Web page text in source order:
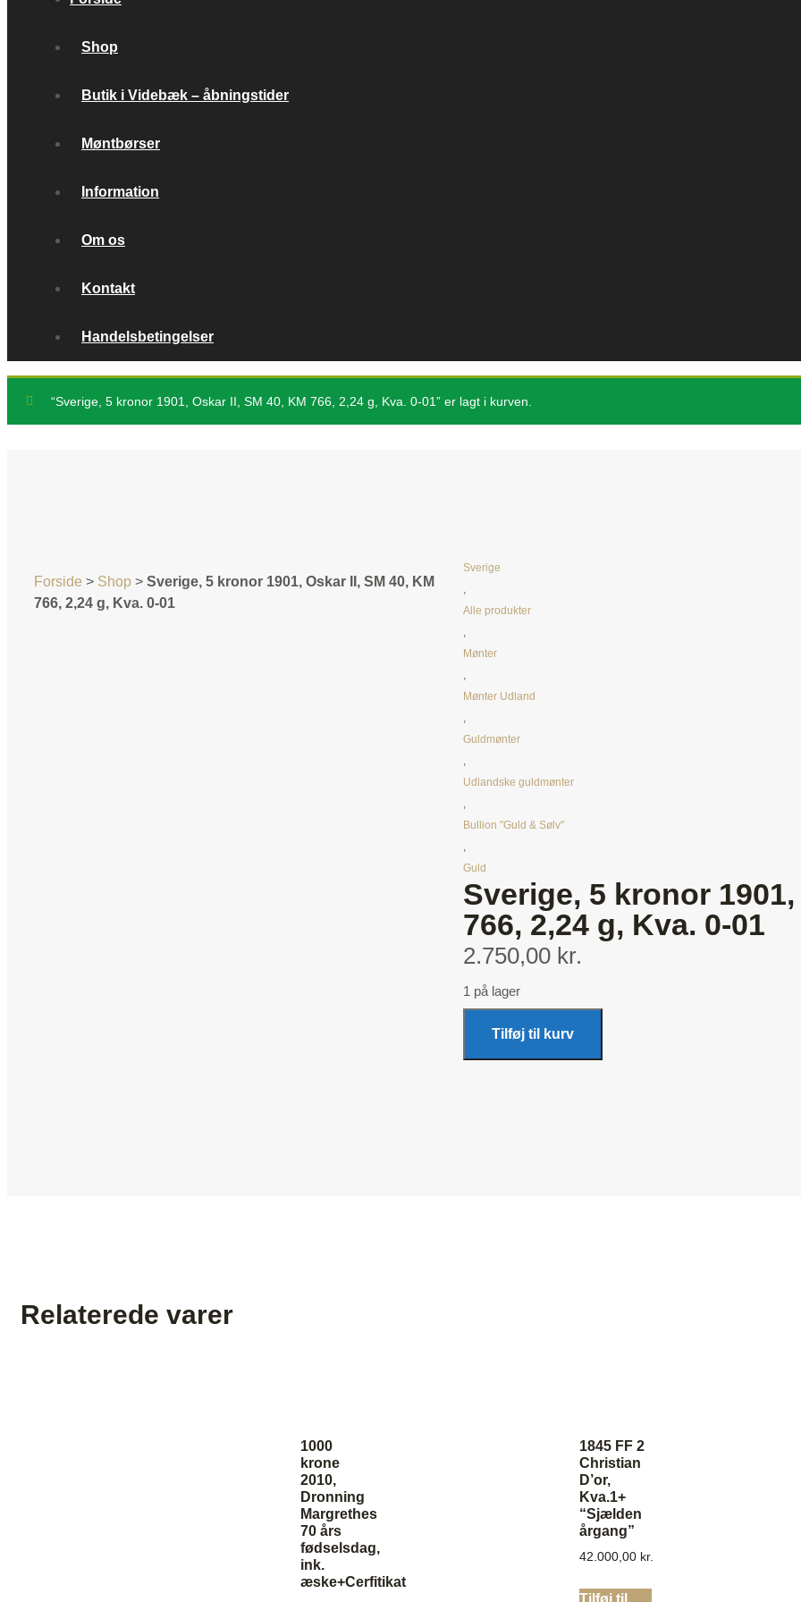
Shop
Butik i Videbæk – åbningstider
Møntbørser
Information
Om os
Kontakt
Handelsbetingelser
“Sverige, 5 kronor 1901, Oskar II, SM 40, KM 766, 2,24 g, Kva. 0-01” er lagt i kurven.
Forside > Shop > Sverige, 5 kronor 1901, Oskar II, SM 40, KM
766, 2,24 g, Kva. 0-01
Sverige
,
Alle produkter
,
Mønter
,
Mønter Udland
,
Guldmønter
,
Udlandske guldmønter
,
Bullion "Guld & Sølv"
,
Guld
Sverige, 5 kronor
766, 2,24 g, Kva. 0-01
2.750,00 kr.
1 på lager
Tilføj til kurv
Relaterede varer
1000
krone
2010,
Dronning
Margrethes
70 års
fødselsdag,
ink.
æske+Cerfitikat
1845 FF 2
Christian
D’or,
Kva.1+
“Sjælden
årgang”
42.000,00 kr.
Tilføj til